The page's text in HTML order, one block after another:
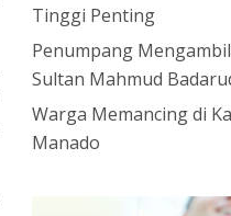
Tinggi Penting
Penumpang
Sultan Mahmud
Warga Memancing di
Manado